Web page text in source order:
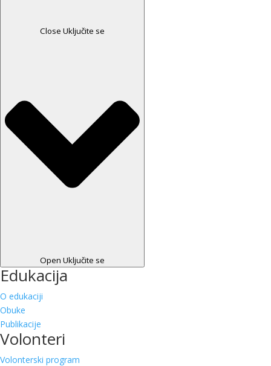
Close Uključite se
Open Uključite se
Edukacija
O edukaciji
Obuke
Publikacije
Volonteri
Volonterski program